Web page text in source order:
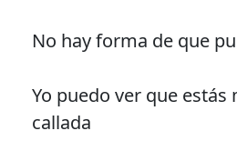
No hay forma de que
Yo puedo ver que
callada